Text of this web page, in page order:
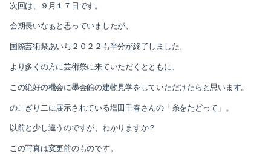
2025-04（2）
2025-01（2）
2024-11（1）
次回は、９月１７日です。
会期長いなぁと思っていましたが、
国際芸術祭あいち２０２２も半分が終了しました。
より多くの方に芸術祭に来ていただくとともに、
この絶好の機会に墨会館の建物見学をしていただけたらと思います。
のこぎり二に展示されている塩田千春さんの「糸をたどって」。
以前と少し違うのですが、わかりますか？
この写真は変更前のものです。